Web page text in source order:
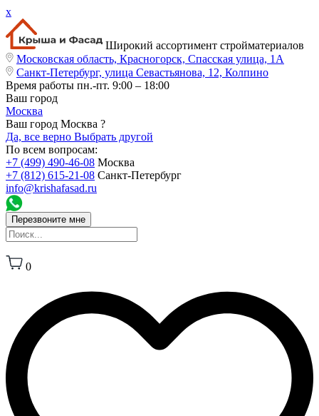
x
Широкий ассортимент стройматериалов
Московская область, Красногорск, Спасская улица, 1А
Санкт-Петербург, улица Севастьянова, 12, Колпино
Время работы пн.-пт. 9:00 – 18:00
Ваш город
Москва
Ваш город Москва ?
Да, все верно Выбрать другой
По всем вопросам:
+7 (499) 490-46-08 Москва
+7 (812) 615-21-08 Санкт-Петербург
info@krishafasad.ru
Перезвоните мне
0